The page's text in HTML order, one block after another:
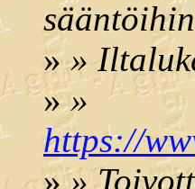
»»
»»
https://
»»